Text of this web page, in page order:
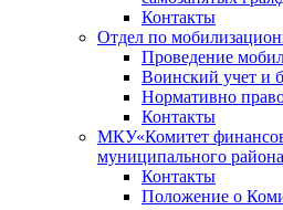
Контакты
Отдел по
Проведение
Воинский учет и
Нормативно
Контакты
МКУ«Комитет
муниципального
Контакты
Положение о